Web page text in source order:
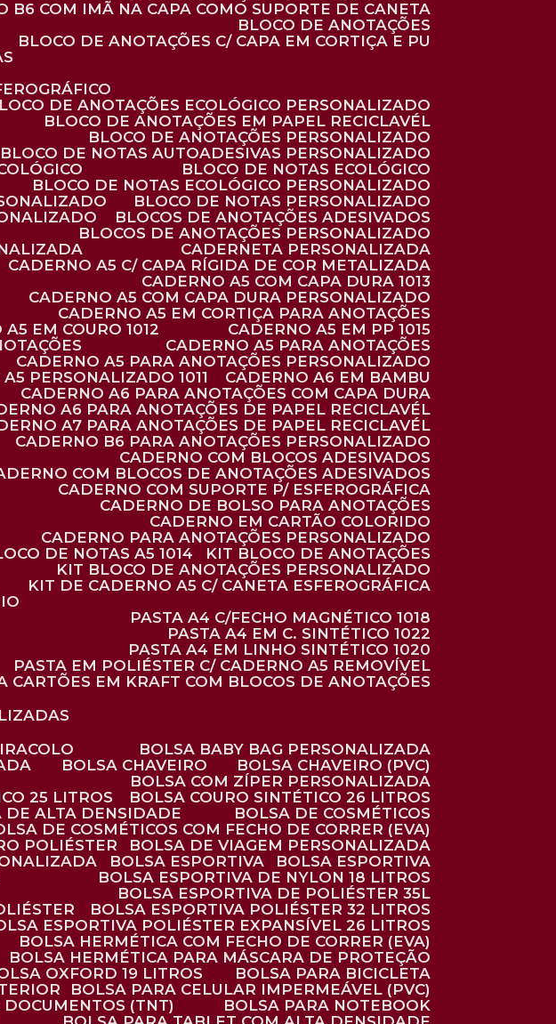
B6 COM IMÃ NA CAPA COMO SUPORTE DE CANETA
BLOCO DE ANOTAÇÕES
BLOCO DE ANOTAÇÕES C/ CAPA EM CORTIÇA E PU
BLOCO DE ANOTAÇÕES ECOLÓGICO PERSONALIZADO
BLOCO DE ANOTAÇÕES EM PAPEL RECICLAVÉL
BLOCO DE ANOTAÇÕES PERSONALIZADO
BLOCO DE NOTAS AUTOADESIVAS PERSONALIZADO
BLOCO DE NOTAS ECOLÓGICO
BLOCO DE NOTAS ECOLÓGICO PERSONALIZADO
BLOCO DE NOTAS PERSONALIZADO
BLOCOS DE ANOTAÇÕES ADESIVADOS
BLOCOS DE ANOTAÇÕES PERSONALIZADO
CADERNETA PERSONALIZADA
CADERNO A5 C/ CAPA RÍGIDA DE COR METALIZADA
CADERNO A5 COM CAPA DURA 1013
CADERNO A5 COM CAPA DURA PERSONALIZADO
CADERNO A5 EM CORTIÇA PARA ANOTAÇÕES
A5 EM COURO 1012
CADERNO A5 EM PP 1015
CADERNO A5 PARA ANOTAÇÕES
CADERNO A5 PARA ANOTAÇÕES PERSONALIZADO
A5 PERSONALIZADO 1011
CADERNO A6 EM BAMBU
CADERNO A6 PARA ANOTAÇÕES COM CAPA DURA
A6 PARA ANOTAÇÕES DE PAPEL RECICLAVÉL
A7 PARA ANOTAÇÕES DE PAPEL RECICLAVÉL
CADERNO B6 PARA ANOTAÇÕES PERSONALIZADO
CADERNO COM BLOCOS ADESIVADOS
COM BLOCOS DE ANOTAÇÕES ADESIVADOS
CADERNO COM SUPORTE P/ ESFEROGRÁFICA
CADERNO DE BOLSO PARA ANOTAÇÕES
CADERNO EM CARTÃO COLORIDO
CADERNO PARA ANOTAÇÕES PERSONALIZADO
DE NOTAS A5 1014
KIT BLOCO DE ANOTAÇÕES
KIT BLOCO DE ANOTAÇÕES PERSONALIZADO
KIT DE CADERNO A5 C/ CANETA ESFEROGRÁFICA
PASTA A4 C/FECHO MAGNÉTICO 1018
PASTA A4 EM C. SINTÉTICO 1022
PASTA A4 EM LINHO SINTÉTICO 1020
PASTA EM POLIÉSTER C/ CADERNO A5 REMOVÍVEL
CARTÕES EM KRAFT COM BLOCOS DE ANOTAÇÕES
BOLSA BABY BAG PERSONALIZADA
BOLSA CHAVEIRO
BOLSA CHAVEIRO (PVC)
BOLSA COM ZÍPER PERSONALIZADA
25 LITROS
BOLSA COURO SINTÉTICO 26 LITROS
DE ALTA DENSIDADE
BOLSA DE COSMÉTICOS
DE COSMÉTICOS COM FECHO DE CORRER (EVA)
POLIÉSTER
BOLSA DE VIAGEM PERSONALIZADA
BOLSA ESPORTIVA
BOLSA ESPORTIVA
BOLSA ESPORTIVA DE NYLON 18 LITROS
BOLSA ESPORTIVA DE POLIÉSTER 35L
BOLSA ESPORTIVA POLIÉSTER 32 LITROS
ESPORTIVA POLIÉSTER EXPANSÍVEL 26 LITROS
BOLSA HERMÉTICA COM FECHO DE CORRER (EVA)
BOLSA HERMÉTICA PARA MÁSCARA DE PROTEÇÃO
OXFORD 19 LITROS
BOLSA PARA BICICLETA
BOLSA PARA CELULAR IMPERMEÁVEL (PVC)
DOCUMENTOS (TNT)
BOLSA PARA NOTEBOOK